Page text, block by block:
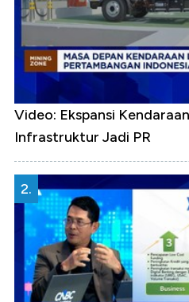
Video: Ekspansi
Infrastruktur Jadi PR
2.